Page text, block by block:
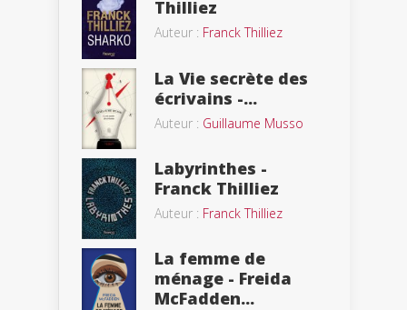
Thilliez
Auteur : Franck Thilliez
La Vie secrète des
écrivains -...
Auteur : Guillaume Musso
Labyrinthes -
Franck Thilliez
Auteur : Franck Thilliez
La femme de
ménage - Freida
McFadden...